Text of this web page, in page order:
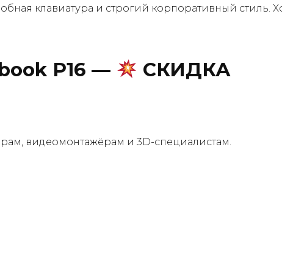
клавиатура и строгий корпоративный
P16 — СКИДКА
видеомонтажёрам и 3D-специалистам.